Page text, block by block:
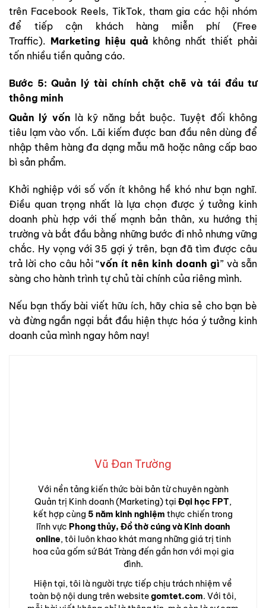
trên Facebook Reels, TikTok, tham gia các hội nhóm
để tiếp cận khách hàng miễn phí (Free
Traffic). Marketing hiệu quả không nhất thiết phải
tốn nhiều tiền quảng cáo.
Bước 5: Quản lý tài chính chặt chẽ và tái đầu tư
thông minh
Quản lý vốn là kỹ năng bắt buộc. Tuyệt đối không
tiêu lạm vào vốn. Lãi kiếm được ban đầu nên dùng để
nhập thêm hàng đa dạng mẫu mã hoặc nâng cấp bao
bì sản phẩm.
Khởi nghiệp với số vốn ít không hề khó như bạn nghĩ.
Điều quan trọng nhất là lựa chọn được ý tưởng kinh
doanh phù hợp với thế mạnh bản thân, xu hướng thị
trường và bắt đầu bằng những bước đi nhỏ nhưng vững
chắc. Hy vọng với 35 gợi ý trên, bạn đã tìm được câu
trả lời cho câu hỏi “vốn ít nên kinh doanh gì” và sẵn
sàng cho hành trình tự chủ tài chính của riêng mình.
Nếu bạn thấy bài viết hữu ích, hãy chia sẻ cho bạn bè
và đừng ngần ngại bắt đầu hiện thực hóa ý tưởng kinh
doanh của mình ngay hôm nay!
Vũ Đan Trường
Với nền tảng kiến thức bài bản từ chuyên ngành
Quản trị Kinh doanh (Marketing) tại Đại học FPT,
kết hợp cùng 5 năm kinh nghiệm thực chiến trong
lĩnh vực Phong thủy, Đồ thờ cúng và Kinh doanh
online, tôi luôn khao khát mang những giá trị tinh
hoa của gốm sứ Bát Tràng đến gần hơn với mọi gia
đình.
Hiện tại, tôi là người trực tiếp chịu trách nhiệm về
toàn bộ nội dung trên websitegomtet.com. Với tôi,